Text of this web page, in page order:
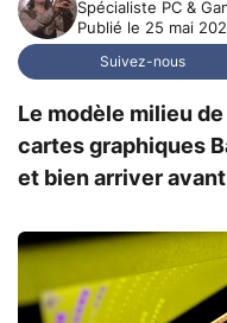
Spécialiste PC &
Publié le 25 mai
Suivez-nous
Le modèle milieu
cartes graphiques
et bien arriver